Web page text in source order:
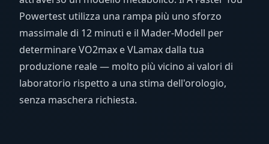
Powertest utilizza una rampa più uno sforzo
massimale di 12 minuti e il Mader-Modell per
determinare VO2max e VLamax dalla tua
produzione reale — molto più vicino ai valori di
laboratorio rispetto a una stima dell'orologio,
senza maschera richiesta.